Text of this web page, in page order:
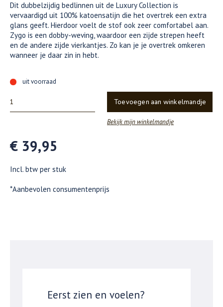
Dit dubbelzijdig bedlinnen uit de Luxury Collection is
vervaardigd uit 100% katoensatijn die het overtrek een extra
glans geeft. Hierdoor voelt de stof ook zeer comfortabel aan.
Zygo is een dobby-weving, waardoor een zijde strepen heeft
en de andere zijde vierkantjes. Zo kan je je overtrek omkeren
wanneer je daar zin in hebt.
uit voorraad
Toevoegen aan winkelmandje
Bekijk mijn winkelmandje
€ 39,95
Incl. btw per stuk
*Aanbevolen consumentenprijs
Eerst zien en voelen?